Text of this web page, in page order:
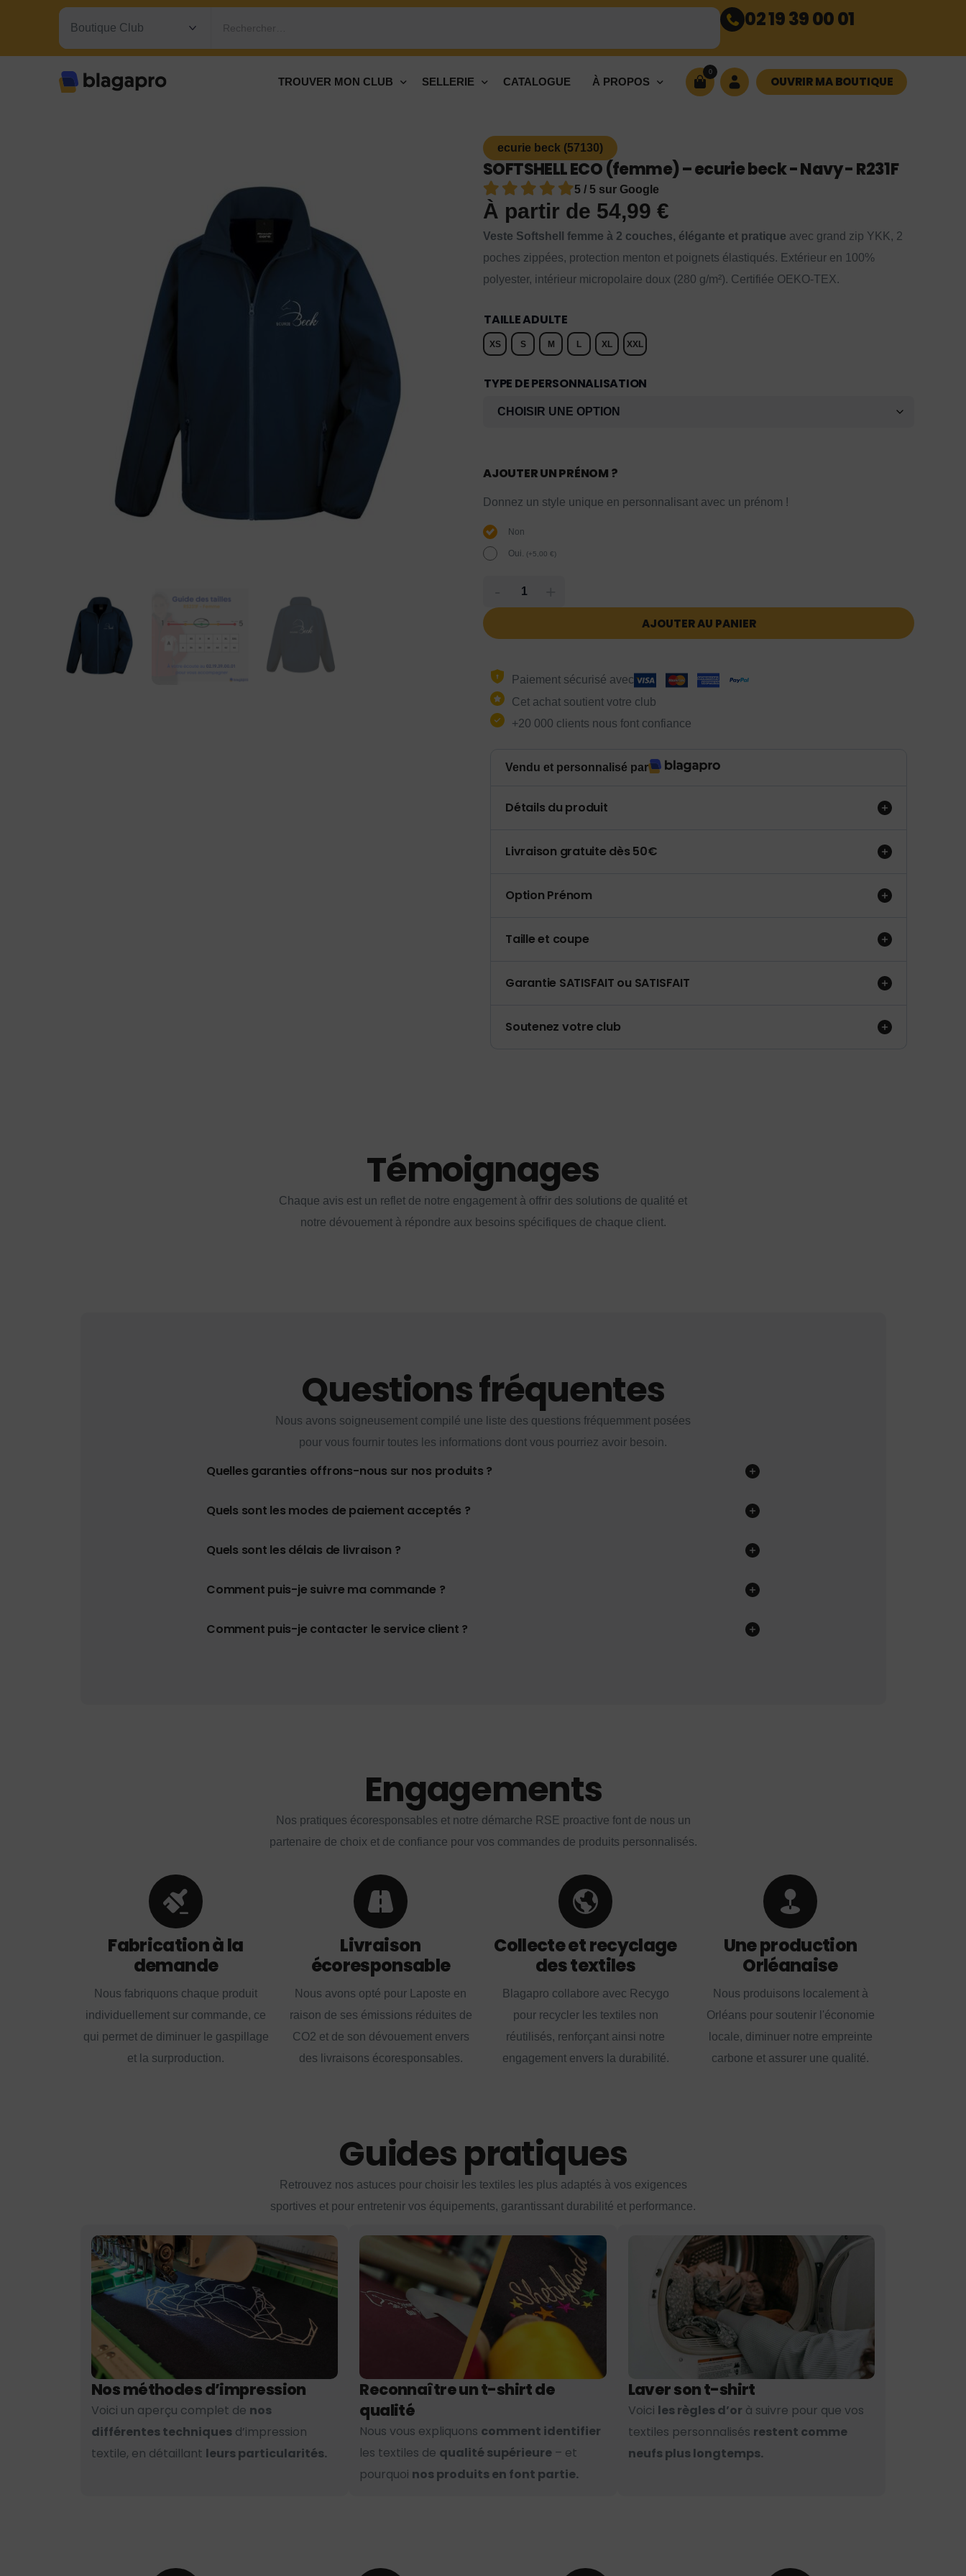
Rechercher… 02 19 39 00 01
TROUVER MON CLUB SELLERIE CATALOGUE À PROPOS
0
OUVRIR MA BOUTIQUE
ecurie beck (57130)
SOFTSHELL ECO (femme) – ecurie beck - Navy - R231F
5 / 5 sur Google
À partir de 54,99 €
Veste Softshell femme à 2 couches, élégante et pratique avec grand zip YKK, 2
poches zippées, protection menton et poignets élastiqués. Extérieur en 100%
polyester, intérieur micropolaire doux (280 g/m²). Certifiée OEKO-TEX.
TAILLE ADULTE
XS S M L XL XXL
TYPE DE PERSONNALISATION
AJOUTER UN PRÉNOM ?
Donnez un style unique en personnalisant avec un prénom !
Non
Oui. (+5,00 €)
AJOUTER AU PANIER
Paiement sécurisé avec
Cet achat soutient votre club
+20 000 clients nous font confiance
Vendu et personnalisé par
Détails du produit
Livraison gratuite dès 50€
Option Prénom
Taille et coupe
Garantie SATISFAIT ou SATISFAIT
Soutenez votre club
Témoignages
Chaque avis est un reflet de notre engagement à offrir des solutions de qualité et
notre dévouement à répondre aux besoins spécifiques de chaque client.
Questions fréquentes
Nous avons soigneusement compilé une liste des questions fréquemment posées
pour vous fournir toutes les informations dont vous pourriez avoir besoin.
Quelles garanties offrons-nous sur nos produits ?
Quels sont les modes de paiement acceptés ?
Quels sont les délais de livraison ?
Comment puis-je suivre ma commande ?
Comment puis-je contacter le service client ?
Engagements
Nos pratiques écoresponsables et notre démarche RSE proactive font de nous un
partenaire de choix et de confiance pour vos commandes de produits personnalisés.
Fabrication à la
demande
Nous fabriquons chaque produit
individuellement sur commande, ce
qui permet de diminuer le gaspillage
et la surproduction.
Livraison
écoresponsable
Nous avons opté pour Laposte en
raison de ses émissions réduites de
CO2 et de son dévouement envers
des livraisons écoresponsables.
Collecte et recyclage
des textiles
Blagapro collabore avec Recygo
pour recycler les textiles non
réutilisés, renforçant ainsi notre
engagement envers la durabilité.
Une production
Orléanaise
Nous produisons localement à
Orléans pour soutenir l'économie
locale, diminuer notre empreinte
carbone et assurer une qualité.
Guides pratiques
Retrouvez nos astuces pour choisir les textiles les plus adaptés à vos exigences
sportives et pour entretenir vos équipements, garantissant durabilité et performance.
Nos méthodes d’impression
Voici un aperçu complet de nos
différentes techniques d’impression
textile, en détaillant leurs particularités.
Reconnaître un t-shirt de
qualité
Nous vous expliquons comment identifier
les textiles de qualité supérieure – et
pourquoi nos produits en font partie.
Laver son t-shirt
Voici les règles d’or à suivre pour que vos
textiles personnalisés restent comme
neufs plus longtemps.